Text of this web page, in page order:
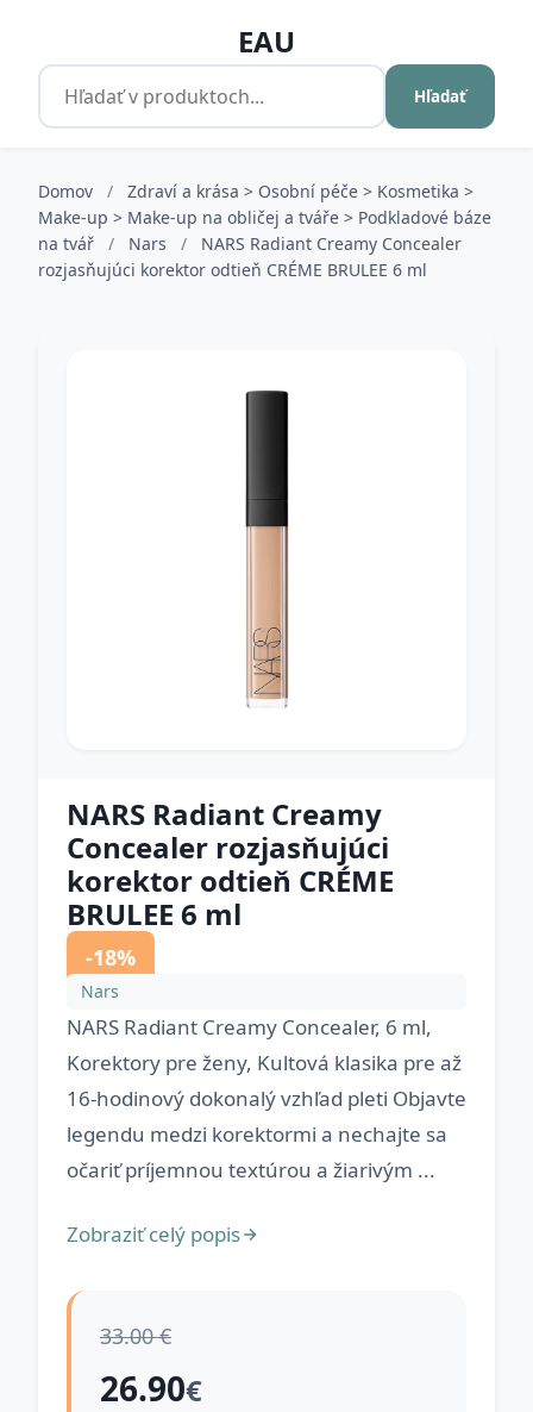
EAU
Hľadať
Domov /
Zdraví a krása > Osobní péče > Kosmetika >
Make-up > Make-up na obličej a tváře > Podkladové báze
na tvář
/ Nars /
NARS Radiant Creamy Concealer
rozjasňujúci korektor odtieň CRÉME BRULEE 6 ml
NARS Radiant Creamy
Concealer rozjasňujúci
korektor odtieň CRÉME
BRULEE 6 ml
-18%
Nars
NARS Radiant Creamy Concealer, 6 ml,
Korektory pre ženy, Kultová klasika pre až
16-hodinový dokonalý vzhľad pleti Objavte
legendu medzi korektormi a nechajte sa
očariť príjemnou textúrou a žiarivým ...
Zobraziť celý popis
33.00 €
26.90€